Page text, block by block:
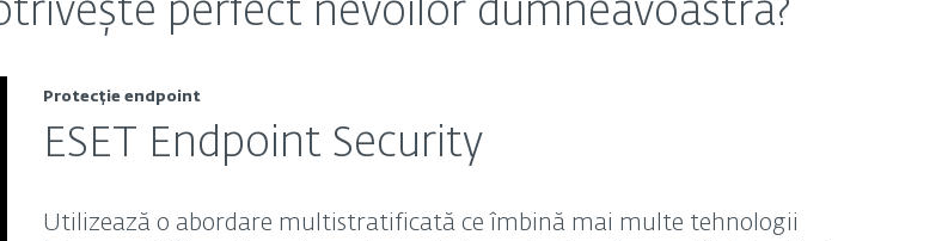
perfect nevoilor dumneavoastră?
Protecție endpoint
ESET Endpoint Security
Utilizează o abordare multistratificată ce îmbină mai multe tehnologii